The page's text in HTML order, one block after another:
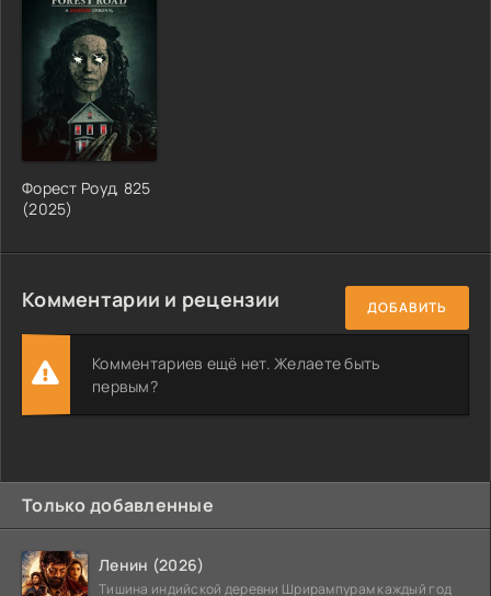
Форест Роуд, 825
(2025)
Комментарии и рецензии ДОБАВИТЬ
Комментариев ещё нет. Желаете быть
первым?
Только добавленные
Ленин (2026)
Тишина индийской деревни Шрирампурам каждый год